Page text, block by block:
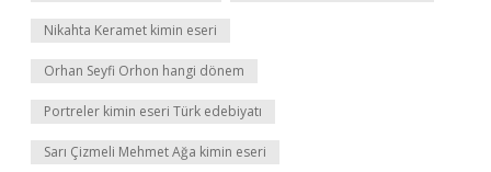
Nikahta Keramet kimin eseri
Orhan Seyfi Orhon hangi dönem
Portreler kimin eseri Türk edebiyatı
Sarı Çizmeli Mehmet Ağa kimin eseri